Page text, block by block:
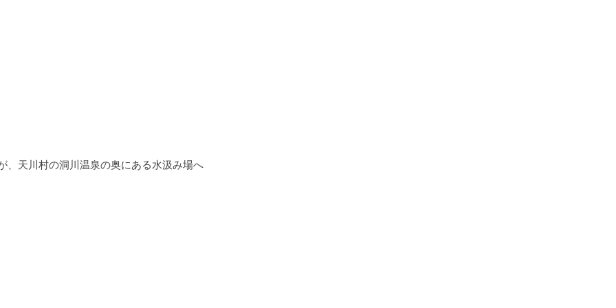
、天川村の洞川温泉の奥にある水汲み場へ